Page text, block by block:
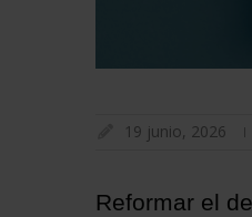
19 junio, 2026
Reformar el